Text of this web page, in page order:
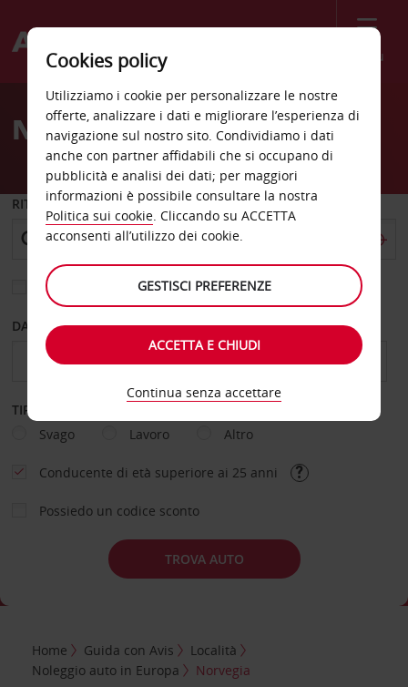
Menù
Welcome
AvisNoleggio auto in Norvegia
RITIRO DA
Scegli una località di riconsegna diversa
DAL GIORNO AL GIORNO
TIPOLOGIA DI NOLEGGIO
Svago
Lavoro Altro
Conducente di età superiore ai 25 anni
Possiedo un codice sconto
TROVA AUTO
Home Guida con Avis
Località
Noleggio auto in Europa
Norvegia
Cookies policy
Utilizziamo i cookie per personalizzare le nostre
offerte, analizzare i dati e migliorare l’esperienza di
navigazione sul nostro sito. Condividiamo i dati
anche con partner affidabili che si occupano di
pubblicità e analisi dei dati; per maggiori
informazioni è possibile consultare la nostra
Politica sui cookie. Cliccando su ACCETTA
acconsenti all’utilizzo dei cookie.
GESTISCI PREFERENZE
ACCETTA E CHIUDI
Continua senza accettare